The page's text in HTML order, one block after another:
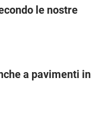
le nostre
a pavimenti in